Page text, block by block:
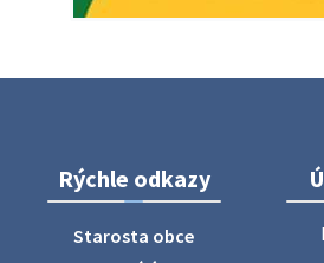
ZBER ŽELEZA
Zájazd do Veľkého Medera
Základná organizácia Únie žien
Rýchle odkazy
Starosta obce